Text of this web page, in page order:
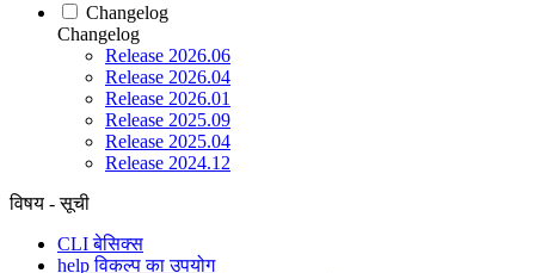
Changelog
Changelog
Release 2026.06
Release 2026.04
Release 2026.01
Release 2025.09
Release 2025.04
Release 2024.12
विषय - सूची
CLI बेसिक्स
help विकल्प का उपयोग